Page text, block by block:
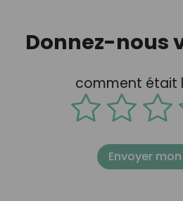
Donnez-nous
comment était
Envoyer